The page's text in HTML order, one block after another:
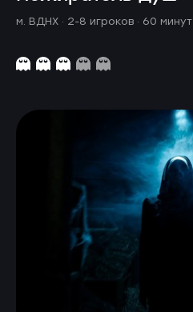
м. ВДНХ · 2-8 игроков · 60 минут